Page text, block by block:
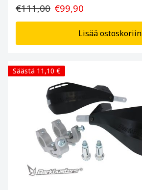
€111,00 €99,90
Lisää ostoskoriin
Säästä 11,10 €